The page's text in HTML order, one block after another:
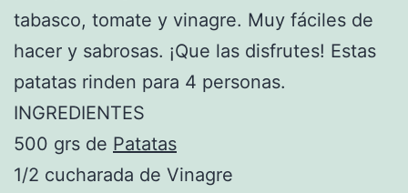
tabasco, tomate y vinagre. Muy fáciles de
hacer y sabrosas. ¡Que las disfrutes! Estas
patatas rinden para 4 personas.
INGREDIENTES
500 grs de Patatas
1/2 cucharada de Vinagre